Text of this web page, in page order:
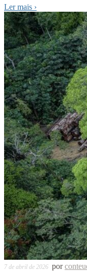
Ler mais ›
7 de abril de 2026 por